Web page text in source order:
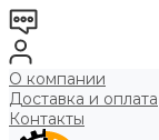
О компании
Доставка и оплата
Контакты